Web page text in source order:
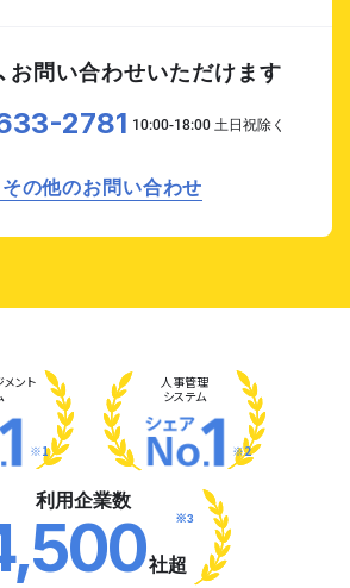
お問い合わせいただけます
2781
その他のお問い合わせ
ント
※1
人事管理
システム
※2
利用企業数
社超
※3